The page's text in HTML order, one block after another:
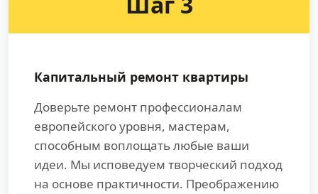
Капитальный ремонт квартиры
Доверьте ремонт профессионалам
европейского уровня, мастерам,
способным воплощать любые ваши
идеи. Мы исповедуем творческий подход
на основе практичности. Преображению